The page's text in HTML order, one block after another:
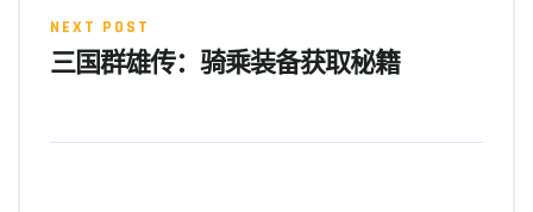
NEXT POST
三国群雄传：骑乘装备获取秘籍